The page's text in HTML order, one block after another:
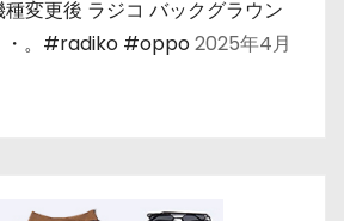
変更後 ラジコ バックグラウン
・。#radiko #oppo2025年4月